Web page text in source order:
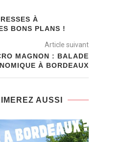
À
BONS PLANS !
Article suivant
MAGNON : BALADE
À BORDEAUX
AUSSI